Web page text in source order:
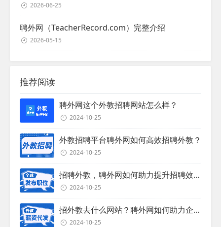
2026-06-25
聘外网（TeacherRecord.com）完整介绍
2026-05-15
推荐阅读
聘外网这个外教招聘网站怎么样？
2024-10-25
外教招聘平台聘外网如何高效招聘外教？
2024-10-25
招聘外教，聘外网如何助力提升招聘效率？
2024-10-25
招外教去什么网站？聘外网如何助力企业外教招聘
2024-10-25